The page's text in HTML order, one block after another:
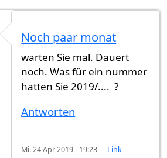
Kann ich wissen, wann Sie…
Noch paar monat
warten Sie mal. Dauert
noch. Was für ein nummer
hatten Sie 2019/.... ?
Antworten
Mi. 24 Apr 2019 - 19:23 Link